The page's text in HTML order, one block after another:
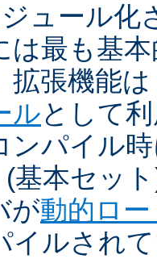
ュール化
は最も基
拡張機能
ルとして
ンパイル
基本セッ
が動的ロ
イルされ